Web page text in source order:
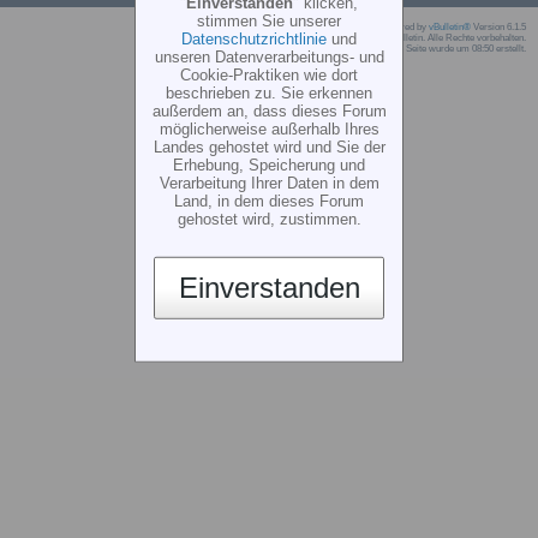
Powered by vBulletin® Version 6.1.5
Copyright © 2026 MH Sub I, LLC dba vBulletin. Alle Rechte vorbehalten.
Die Seite wurde um 08:50 erstellt.
stimmen Sie unserer
Datenschutzrichtlinie und
unseren Datenverarbeitungs- und
Cookie-Praktiken wie dort
beschrieben zu. Sie erkennen
außerdem an, dass dieses Forum
möglicherweise außerhalb Ihres
Landes gehostet wird und Sie der
Erhebung, Speicherung und
Verarbeitung Ihrer Daten in dem
Land, in dem dieses Forum
gehostet wird, zustimmen.
Einverstanden